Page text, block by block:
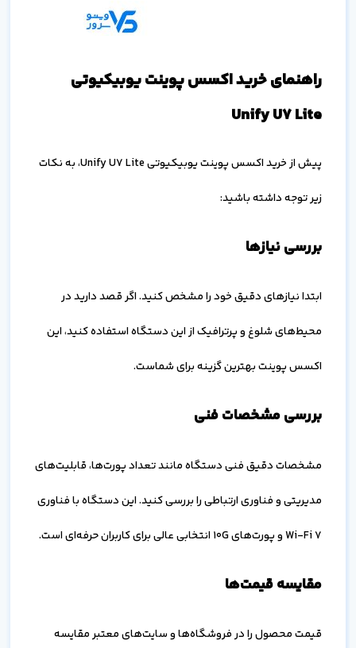
راهنمای خرید اکسس پوینت یوبیکیوتی
Unify U7 Lite
پیش از خرید اکسس پوینت یوبیکیوتی Unify U7 Lite، به نکات
زیر توجه داشته باشید:
بررسی نیازها
ابتدا نیازهای دقیق خود را مشخص کنید. اگر قصد دارید در
محیط‌های شلوغ و پرترافیک از این دستگاه استفاده کنید، این
اکسس پوینت بهترین گزینه برای شماست.
بررسی مشخصات فنی
مشخصات دقیق فنی دستگاه مانند تعداد پورت‌ها، قابلیت‌های
مدیریتی و فناوری ارتباطی را بررسی کنید. این دستگاه با فناوری
Wi-Fi 7 و پورت‌های 10G انتخابی عالی برای کاربران حرفه‌ای است.
مقایسه قیمت‌ها
قیمت محصول را در فروشگاه‌ها و سایت‌های معتبر مقایسه